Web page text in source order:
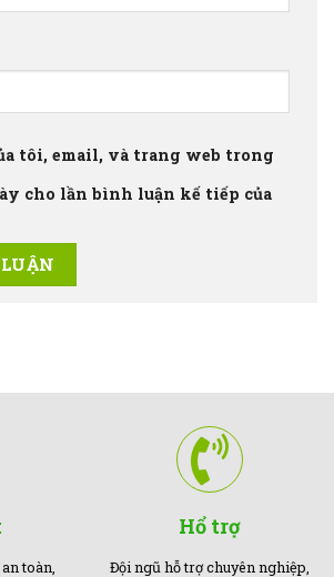
tôi, email, và trang web trong
cho lần bình luận kế tiếp của
toàn,
Hổ trợ
Đội ngũ hỗ trợ chuyên nghiệp,